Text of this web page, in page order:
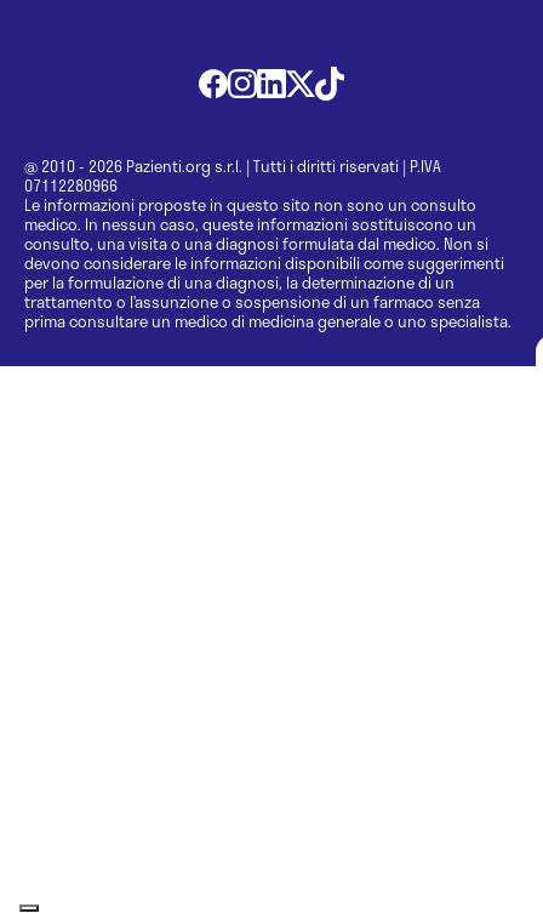
@ 2010 - 2026 Pazienti.org s.r.l. | Tutti i diritti riservati | P.IVA
07112280966
Le informazioni proposte in questo sito non sono un consulto
medico. In nessun caso, queste informazioni sostituiscono un
consulto, una visita o una diagnosi formulata dal medico. Non si
devono considerare le informazioni disponibili come suggerimenti
per la formulazione di una diagnosi, la determinazione di un
trattamento o l’assunzione o sospensione di un farmaco senza
prima consultare un medico di medicina generale o uno specialista.